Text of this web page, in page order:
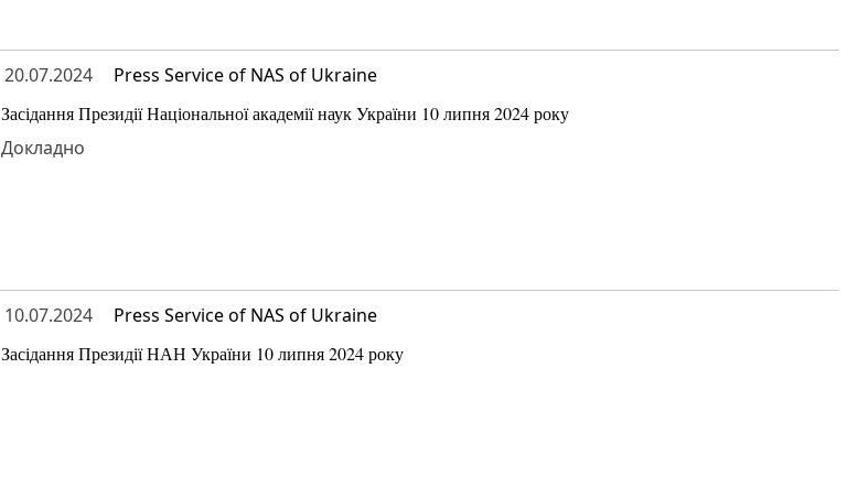
20.07.2024 Press Service of NAS of Ukraine
Засідання Президії Національної академії наук України 10 липня 2024 року
Докладно
10.07.2024 Press Service of NAS of Ukraine
Засідання Президії НАН України 10 липня 2024 року